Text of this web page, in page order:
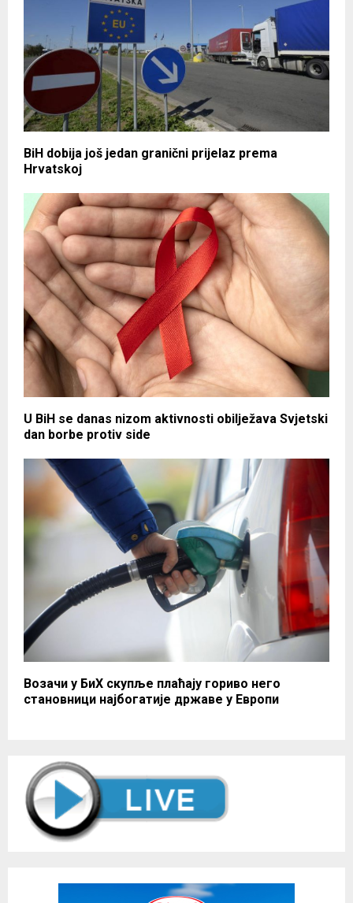
BiH dobija još jedan granični prijelaz prema
Hrvatskoj
U BiH se danas nizom aktivnosti obilježava Svjetski
dan borbe protiv side
Возачи у БиХ скупље плаћају гориво него
становници најбогатије државе у Европи